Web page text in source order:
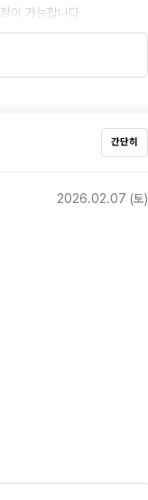
이 가능합니다.
간단히
2026.02.07 (토)